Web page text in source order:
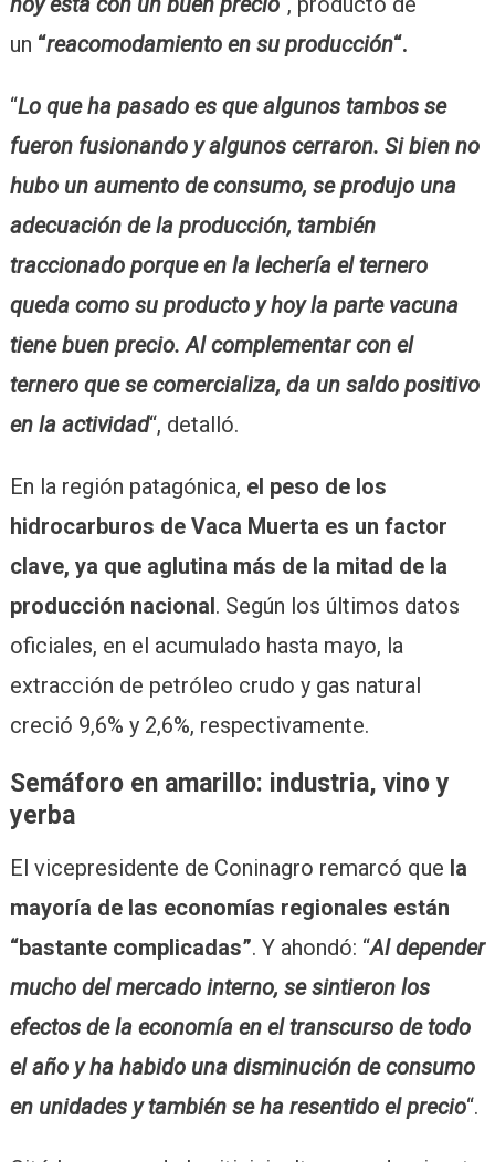
un “reacomodamiento en su producción“.
“Lo que ha pasado es que algunos tambos se
fueron fusionando y algunos cerraron. Si bien no
hubo un aumento de consumo, se produjo una
adecuación de la producción, también
traccionado porque en la lechería el ternero
queda como su producto y hoy la parte vacuna
tiene buen precio. Al complementar con el
ternero que se comercializa, da un saldo positivo
en la actividad“, detalló.
En la región patagónica, el peso de los
hidrocarburos de Vaca Muerta es un factor
clave, ya que aglutina más de la mitad de la
producción nacional. Según los últimos datos
oficiales, en el acumulado hasta mayo, la
extracción de petróleo crudo y gas natural
creció 9,6% y 2,6%, respectivamente.
Semáforo en amarillo: industria, vino y
yerba
El vicepresidente de Coninagro remarcó que la
mayoría de las economías regionales están
“bastante complicadas”. Y ahondó: “Al depender
mucho del mercado interno, se sintieron los
efectos de la economía en el transcurso de todo
el año y ha habido una disminución de consumo
en unidades y también se ha resentido el precio“.